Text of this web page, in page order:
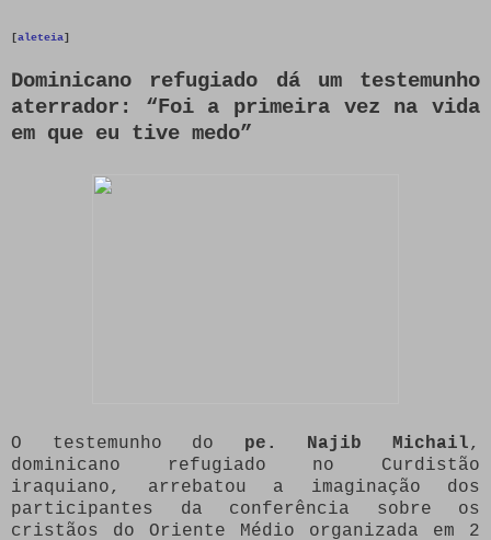
[aleteia]
Dominicano refugiado dá um testemunho
aterrador: “Foi a primeira vez na vida
em que eu tive medo”
O testemunho do pe. Najib Michail,
dominicano refugiado no Curdistão
iraquiano, arrebatou a imaginação dos
participantes da conferência sobre os
cristãos do Oriente Médio organizada em 2